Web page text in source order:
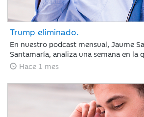
Trump eliminado.
En nuestro podcast mensual, Jaume
Santamaría, analiza una semana en la
sentimiento de mercado por la
Fed mantendrán los tipos estables en
por la banca y Meta sacudió las
sobre la IA, mientras el mercado mira
Hace 1 mes